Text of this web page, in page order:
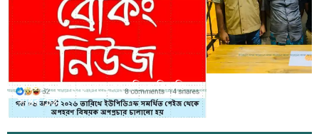
সাজেকে অপহরণের গুজব ছড়িয়ে বিভ্রান্তি
সৃষ্টির চেষ্টা